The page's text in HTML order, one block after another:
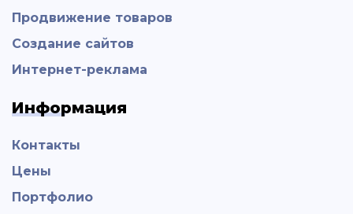
Продвижение товаров
Создание сайтов
Интернет-реклама
Информация
Контакты
Цены
Портфолио